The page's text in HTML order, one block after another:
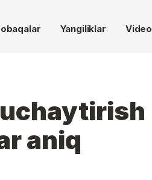
Yangiliklar Video
aniq